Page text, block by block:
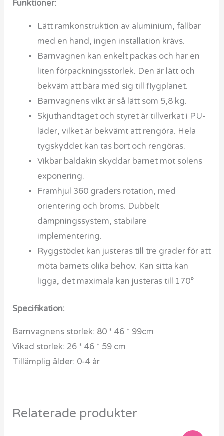
Funktioner:
Lätt ramkonstruktion av aluminium, fällbar
med en hand, ingen installation krävs.
Barnvagnen kan enkelt packas och har en
liten förpackningsstorlek. Den är lätt och
bekväm att bära med sig till flygplanet.
Barnvagnens vikt är så lätt som 5,8 kg.
Skjuthandtaget och styret är tillverkat i PU-
läder, vilket är bekvämt att rengöra. Hela
tygskyddet kan tas bort och rengöras.
Vikbar baldakin skyddar barnet mot solens
exponering.
Framhjul 360 graders rotation, med
orientering och broms. Dubbelt
dämpningssystem, stabilare
implementering.
Ryggstödet kan justeras till tre grader för att
möta barnets olika behov. Kan sitta kan
ligga, det maximala kan justeras till 170°
Specifikation:
Barnvagnens storlek: 80 * 46 * 99cm
Vikad storlek: 26 * 46 * 59 cm
Tillämplig ålder: 0-4 år
Relaterade produkter